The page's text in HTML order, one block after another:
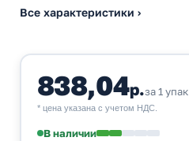
Все характеристики ›
838,04р.за 1 упак
* цена указана с учетом НДС.
В наличии